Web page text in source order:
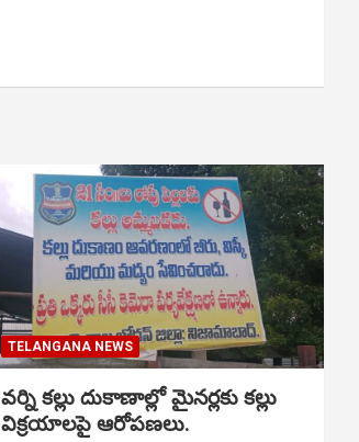
TELANGANA NEWS
వర్ని కల్లు దుకాణాల్లో మైనర్లకు కల్లు
విక్రయాలపై ఆరోపణలు.